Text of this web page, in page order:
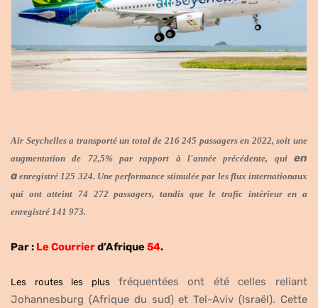
Air Seychelles a transporté un total de 216 245 passagers en 2022, soit une
augmentation de 72,5% par rapport à l'année précédente, quien
a enregistré125 324. Une performancestimulée par les flux internationaux
qui ont atteint 74 272 passagers, tandis que le trafic intérieurena
enregistré 141 973.
Par : Le Courrierd’Afrique54.
Les routes les plus fréquentées ont été celles reliant
Johannesburg (Afrique du sud) et Tel-Aviv (Israël). Cette